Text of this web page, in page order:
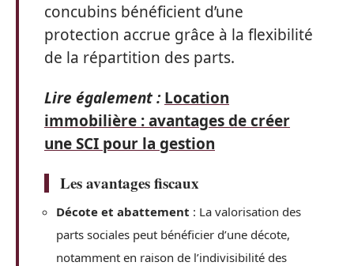
concubins bénéficient d’une
protection accrue grâce à la flexibilité
de la répartition des parts.
Lire également : Location
immobilière : avantages de créer
une SCI pour la gestion
Les avantages fiscaux
Décote et abattement : La valorisation des
parts sociales peut bénéficier d’une décote,
notamment en raison de l’indivisibilité des